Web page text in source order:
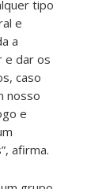
tipo
e
a
e dar os
caso
nosso
e
afirma.